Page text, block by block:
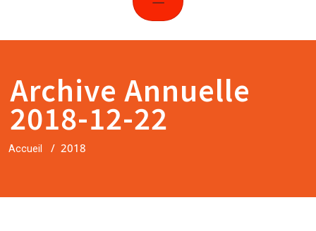
Archive Annuelle
2018-12-22
Accueil / 2018